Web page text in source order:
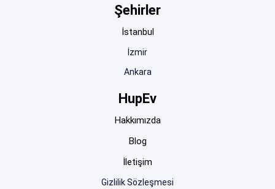
Şehirler
İstanbul
İzmir
Ankara
HupEv
Hakkımızda
Blog
İletişim
Gizlilik Sözleşmesi